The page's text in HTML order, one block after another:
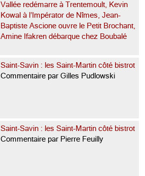
Vallée redémarre à Trentemoult, Kevin
Kowal à l’Impérator de Nîmes, Jean-
Baptiste Ascione ouvre le Petit Brochant,
Amine Ifakren débarque chez Boubalé
Saint-Savin : les Saint-Martin côté bistrot
Commentaire par Gilles Pudlowski
Saint-Savin : les Saint-Martin côté bistrot
Commentaire par Pierre Feuilly